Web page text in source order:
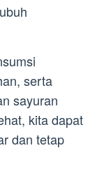
serta
sayuran
kita dapat
dan tetap